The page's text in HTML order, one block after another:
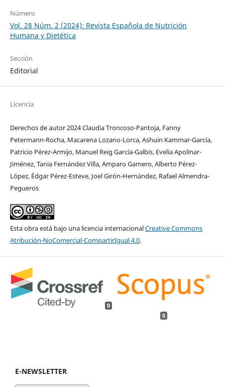
Número
Vol. 28 Núm. 2 (2024): Revista Española de Nutrición
Humana y Dietética
Sección
Editorial
Licencia
Derechos de autor 2024 Claudia Troncoso-Pantoja, Fanny
Petermann-Rocha, Macarena Lozano-Lorca, Ashuin Kammar-García,
Patricio Pérez-Armijo, Manuel Reig García-Galbis, Evelia Apolinar-
Jiménez, Tania Fernández Villa, Amparo Gamero, Alberto Pérez-
López, Édgar Pérez-Esteve, Joel Girón-Hernández, Rafael Almendra-
Pegueros
Esta obra está bajo una licencia internacionalCreative Commons
Atribución-NoComercial-CompartirIgual 4.0.
0
0
E-NEWSLETTER